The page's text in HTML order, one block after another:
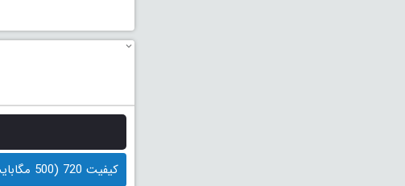
کیفیت 720 (500 مگابایت)